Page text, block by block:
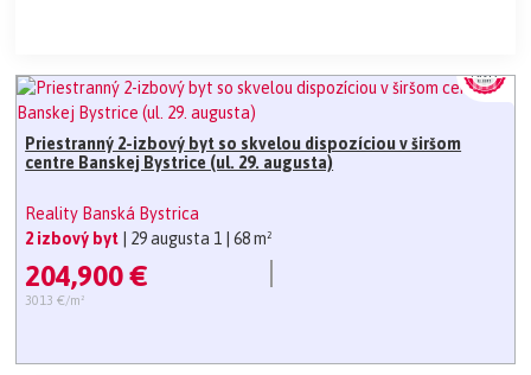
Priestranný 2-izbový byt so skvelou dispozíciou v širšom
centre Banskej Bystrice (ul. 29. augusta)
Reality Banská Bystrica
2 izbový byt | 29 augusta 1 | 68 m²
204,900 €
3013 €/m²